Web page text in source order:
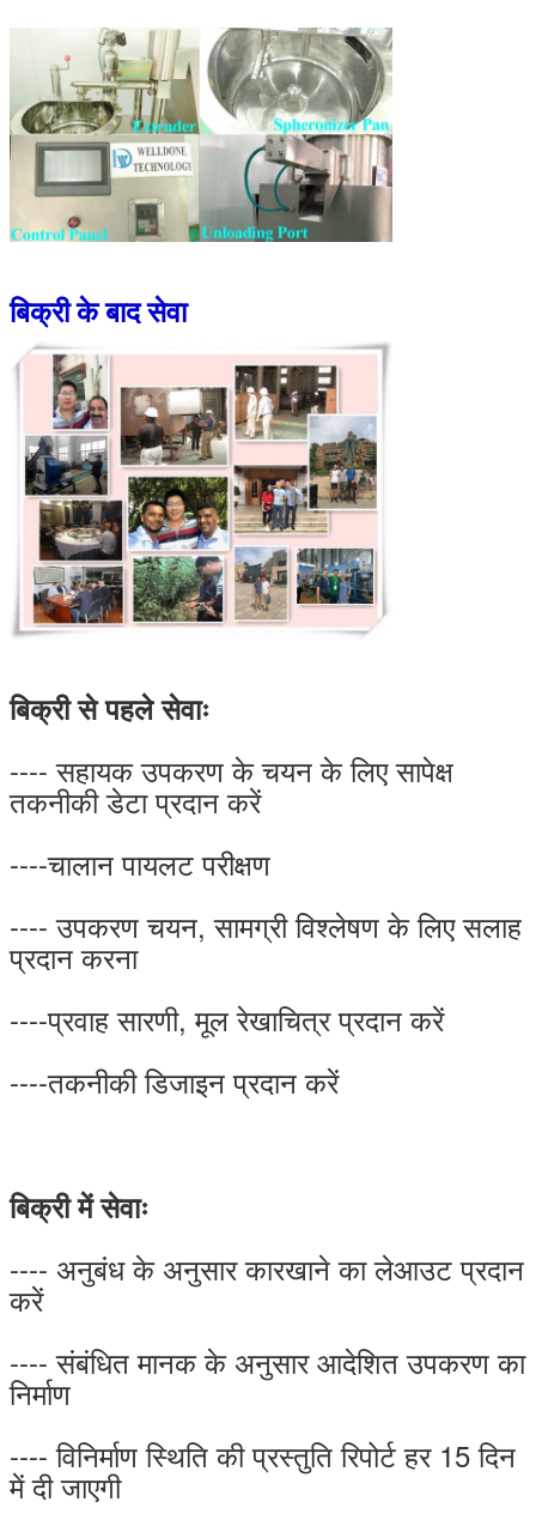
बिक्री के बाद सेवा
बिक्री से पहले सेवाः
---- सहायक उपकरण के चयन के लिए सापेक्ष
तकनीकी डेटा प्रदान करें
----चालान पायलट परीक्षण
---- उपकरण चयन, सामग्री विश्लेषण के लिए सलाह
प्रदान करना
----प्रवाह सारणी, मूल रेखाचित्र प्रदान करें
----तकनीकी डिजाइन प्रदान करें
बिक्री में सेवाः
---- अनुबंध के अनुसार कारखाने का लेआउट प्रदान
करें
---- संबंधित मानक के अनुसार आदेशित उपकरण का
निर्माण
---- विनिर्माण स्थिति की प्रस्तुति रिपोर्ट हर 15 दिन
में दी जाएगी